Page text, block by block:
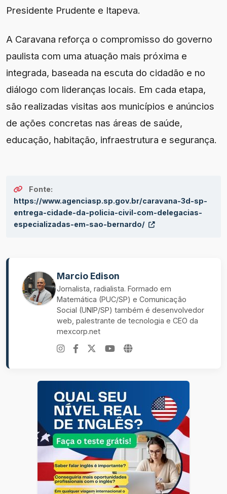
Presidente Prudente e Itapeva.
A Caravana reforça o compromisso do governo
paulista com uma atuação mais próxima e
integrada, baseada na escuta do cidadão e no
diálogo com lideranças locais. Em cada etapa,
são realizadas visitas aos municípios e anúncios
de ações concretas nas áreas de saúde,
educação, habitação, infraestrutura e segurança.
Fonte:
https://www.agenciasp.sp.gov.br/caravana-3d-sp-
entrega-cidade-da-policia-civil-com-delegacias-
especializadas-em-sao-bernardo/
Marcio Edison
Jornalista, radialista. Formado em
Matemática (PUC/SP) e Comunicação
Social (UNIP/SP) também é desenvolvedor
web, palestrante de tecnologia e CEO da
mexcorp.net